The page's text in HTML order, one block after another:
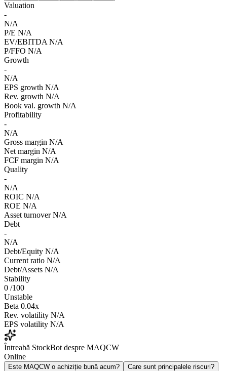
Valuation
-
N/A
P/E N/A
EV/EBITDA N/A
P/FFO N/A
Growth
-
N/A
EPS growth N/A
Rev. growth N/A
Book val. growth N/A
Profitability
-
N/A
Gross margin N/A
Net margin N/A
FCF margin N/A
Quality
-
N/A
ROIC N/A
ROE N/A
Asset turnover N/A
Debt
-
N/A
Debt/Equity N/A
Current ratio N/A
Debt/Assets N/A
Stability
0 /100
Unstable
Beta 0.04x
Rev. volatility N/A
EPS volatility N/A
Întreabă StockBot despre MAQCW
Online
Este MAQCW o achiziție bună acum?
Care sunt principalele riscuri?